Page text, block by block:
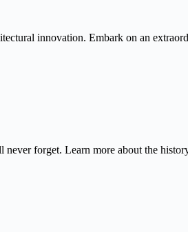
innovation. Embark on an
forget. Learn more about the